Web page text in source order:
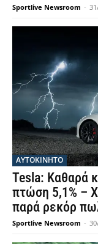
Sportlive Newsroom -
ΑΥΤΟΚΙΝΗΤΟ
Tesla: Καθαρά
πτώση 5,1% –
παρά ρεκόρ
Sportlive Newsroom -